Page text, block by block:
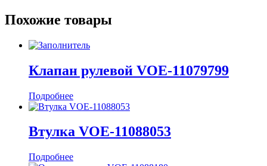
Похожие товары
Клапан рулевой VOE-11079799
Подробнее
Втулка VOE-11088053
Подробнее